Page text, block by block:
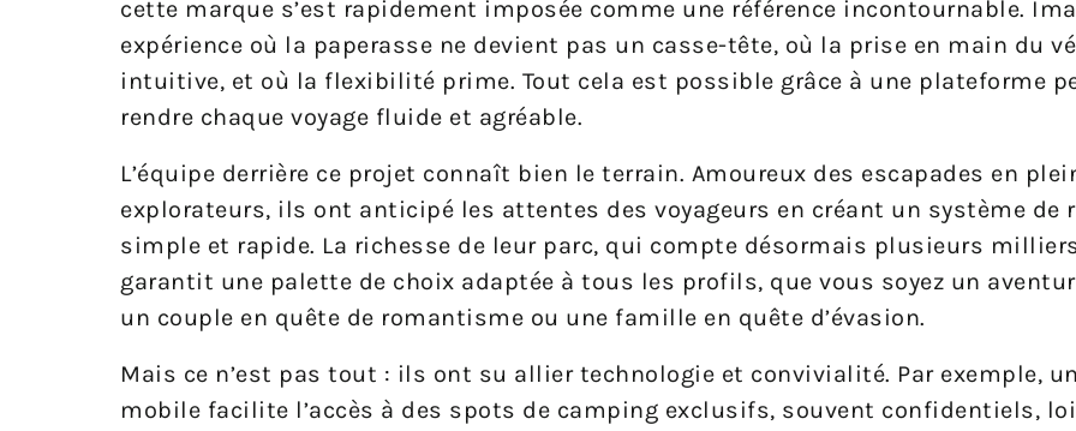
cette marque s’est rapidement imposée comme une référence incontournable.
expérience où la paperasse ne devient pas un casse-tête, où la prise en main du
intuitive, et où la flexibilité prime. Tout cela est possible grâce à une plateforme
rendre chaque voyage fluide et agréable.
L’équipe derrière ce projet connaît bien le terrain. Amoureux des escapades en
explorateurs, ils ont anticipé les attentes des voyageurs en créant un système de
simple et rapide. La richesse de leur parc, qui compte désormais plusieurs
garantit une palette de choix adaptée à tous les profils, que vous soyez un
un couple en quête de romantisme ou une famille en quête d’évasion.
Mais ce n’est pas tout : ils ont su allier technologie et convivialité. Par exemple,
mobile facilite l’accès à des spots de camping exclusifs, souvent confidentiels,